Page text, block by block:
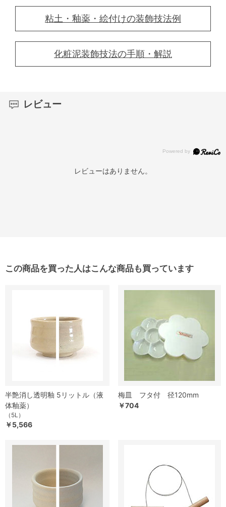
粘土・釉薬・絵付けの装飾技法例
化粧泥装飾技法の手順・解説
レビュー
レビューはありません。
この商品を買った人はこんな商品も買っています
半艶消し透明釉 5リットル（液
体釉薬）
（5L）
￥5,566
梅皿 フタ付 径120mm
￥704